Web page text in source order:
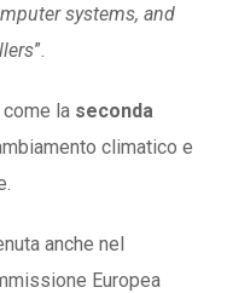
systems, and
”.
la seconda
climatico e
anche nel
Europea